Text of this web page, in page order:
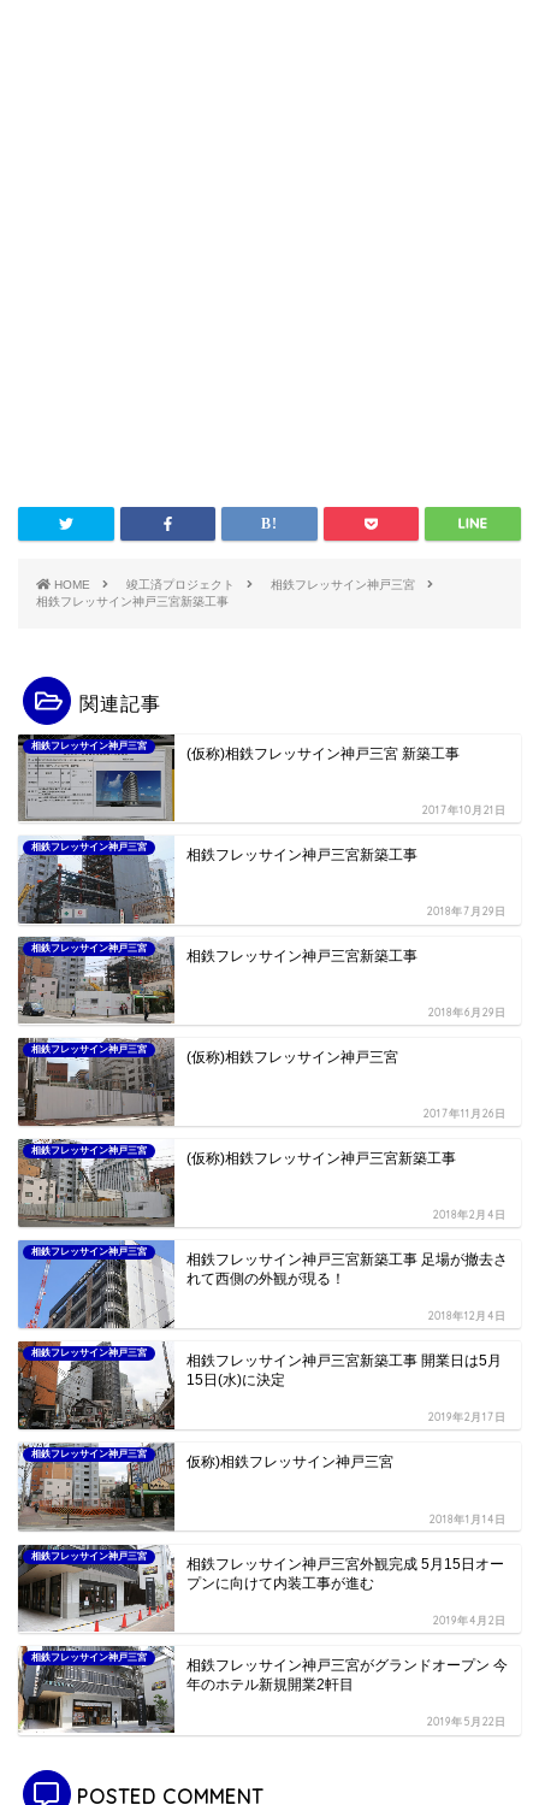
HOME 竣工済プロジェクト
相鉄フレッサイン神戸三宮
相鉄フレッサイン神戸三宮新築工事
関連記事
相鉄フレッサイン神戸三宮 (仮称)相鉄フレッサイン神戸三宮 新築工事
2017年10月21日
相鉄フレッサイン神戸三宮 相鉄フレッサイン神戸三宮新築工事
2018年7月29日
相鉄フレッサイン神戸三宮 相鉄フレッサイン神戸三宮新築工事
2018年6月29日
相鉄フレッサイン神戸三宮 (仮称)相鉄フレッサイン神戸三宮
2017年11月26日
相鉄フレッサイン神戸三宮 (仮称)相鉄フレッサイン神戸三宮新築工事
2018年2月4日
相鉄フレッサイン神戸三宮
相鉄フレッサイン神戸三宮新築工事 足場が撤去さ
れて西側の外観が現る！
2018年12月4日
相鉄フレッサイン神戸三宮
相鉄フレッサイン神戸三宮新築工事 開業日は5月
15日(水)に決定
2019年2月17日
相鉄フレッサイン神戸三宮 仮称)相鉄フレッサイン神戸三宮
2018年1月14日
相鉄フレッサイン神戸三宮
相鉄フレッサイン神戸三宮外観完成 5月15日オー
プンに向けて内装工事が進む
2019年4月2日
相鉄フレッサイン神戸三宮
相鉄フレッサイン神戸三宮がグランドオープン 今
年のホテル新規開業2軒目
2019年5月22日
POSTED COMMENT